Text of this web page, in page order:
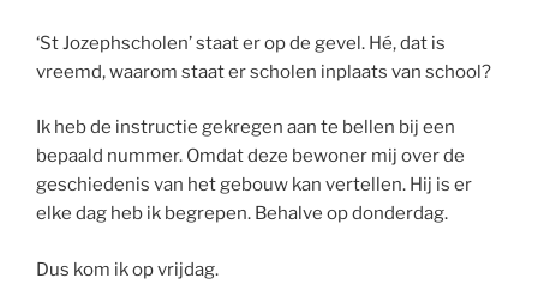
‘St Jozephscholen’ staat er op de gevel. Hé, dat is
vreemd, waarom staat er scholen inplaats van school?
Ik heb de instructie gekregen aan te bellen bij een
bepaald nummer. Omdat deze bewoner mij over de
geschiedenis van het gebouw kan vertellen. Hij is er
elke dag heb ik begrepen. Behalve op donderdag.
Dus kom ik op vrijdag.